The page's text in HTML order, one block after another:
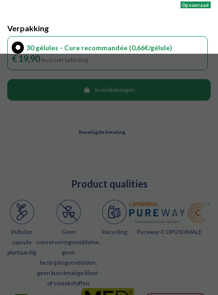
gepatenteerde actieve bestanddelen.
¹ Extracten van reishi en vlierbes dragen bij tot de natuurlijke
immuunafweer.
² Vitamine C draagt bij tot de normale werking van het
immuunsysteem.
drie gepatenteerde actieve bestanddelen op basis van reishi,
Op voorraad
Verpakking
30 gélules - Cure recommandée (0,66€/gélule)
€ 19,90 Inclusief belasting
In winkelwagen
Product qualities
Pullulan
capsule
plantaardig
Geen
conserveringsmiddelen,
geen
bestrijdingsmiddelen,
geen kunstmatige kleur-
of smaakstoffen
Recycling Puraway-C LIPOSOMALE